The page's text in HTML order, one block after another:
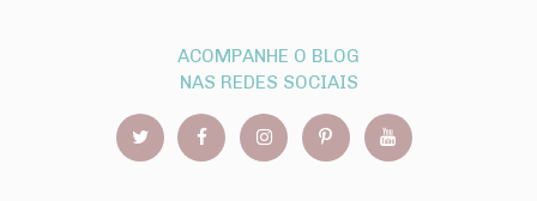
ACOMPANHE O BLOG
NAS REDES SOCIAIS